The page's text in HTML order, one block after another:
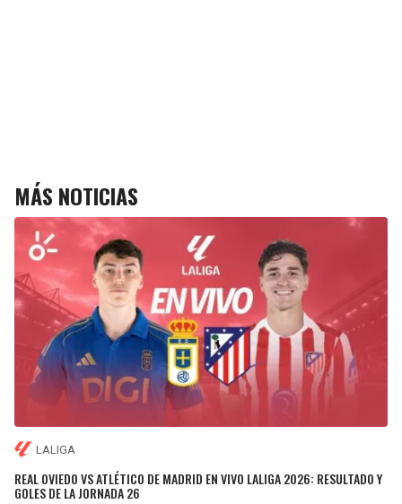
MÁS NOTICIAS
LALIGA
REAL OVIEDO VS ATLÉTICO DE MADRID EN VIVO LALIGA 2026: RESULTADO Y
GOLES DE LA JORNADA 26